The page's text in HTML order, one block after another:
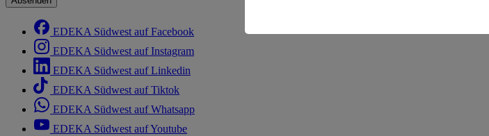
EDEKA Südwest auf Facebook
EDEKA Südwest auf Instagram
EDEKA Südwest auf Linkedin
EDEKA Südwest auf Tiktok
EDEKA Südwest auf Whatsapp
EDEKA Südwest auf Youtube